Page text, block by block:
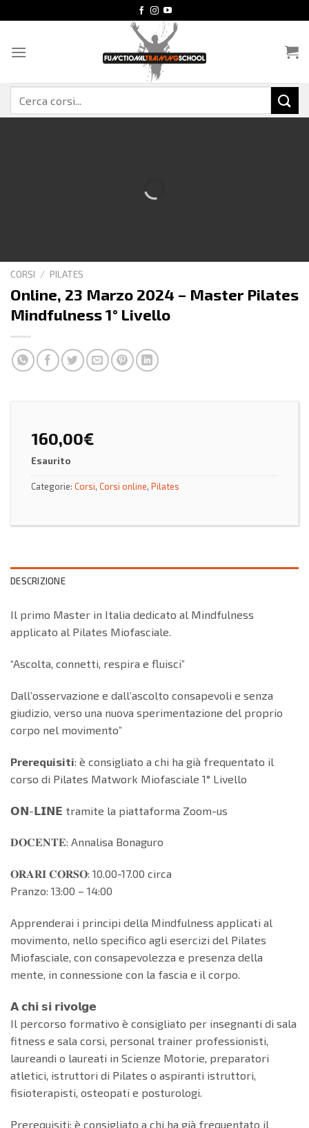
ai
CORSI / PILATES
Online, 23 Marzo 2024 – Master Pilates
Mindfulness 1° Livello
160,00€
Esaurito
Categorie: Corsi, Corsi online, Pilates
DESCRIZIONE
Il primo Master in Italia dedicato al Mindfulness
applicato al Pilates Miofasciale.
“Ascolta, connetti, respira e fluisci”
Dall’osservazione e dall’ascolto consapevoli e senza
giudizio, verso una nuova sperimentazione del proprio
corpo nel movimento”
Prerequisiti: è consigliato a chi ha già frequentato il
corso di Pilates Matwork Miofasciale 1° Livello
𝗢𝗡-𝗟𝗜𝗡𝗘 tramite la piattaforma Zoom-us
𝐃𝐎𝐂𝐄𝐍𝐓𝐄: Annalisa Bonaguro
𝐎𝐑𝐀𝐑𝐈 𝐂𝐎𝐑𝐒𝐎: 10.00-17.00 circa
Pranzo: 13:00 – 14:00
Apprenderai i principi della Mindfulness applicati al
movimento, nello specifico agli esercizi del Pilates
Miofasciale, con consapevolezza e presenza della
mente, in connessione con la fascia e il corpo.
𝗔 𝗰𝗵𝗶 𝘀𝗶 𝗿𝗶𝘃𝗼𝗹𝗴𝗲
Il percorso formativo è consigliato per insegnanti di sala
fitness e sala corsi, personal trainer professionisti,
laureandi o laureati in Scienze Motorie, preparatori
atletici, istruttori di Pilates o aspiranti istruttori,
fisioterapisti, osteopati e posturologi.
Prerequisiti: è consigliato a chi ha già frequentato il